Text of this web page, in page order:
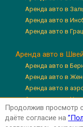
Аренда авто в
Аренда авто в
Аренда авто в
Аренда авто в
Аренда авто в
Аренда авто в
Аренда авто в
Аренда авто в
Аренда авто в
Аренда авто в
Продолжив просмотр
даёте согласие на